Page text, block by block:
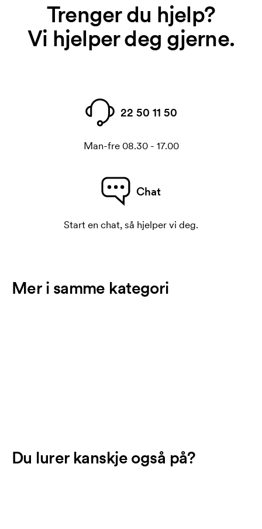
Trenger du hjelp?
Vi hjelper deg gjerne.
22 50 11 50
Man-fre 08.30 - 17.00
Chat
Start en chat, så hjelper vi deg.
Mer i samme kategori
Du lurer kanskje også på?